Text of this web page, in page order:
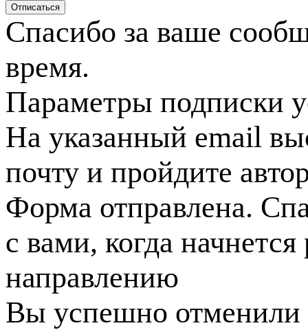
Спасибо за ваше
время.
Параметры подписки
На указанный email
почту и пройдите
Форма отправлена.
с вами, когда
направлению
Вы успешно отменили